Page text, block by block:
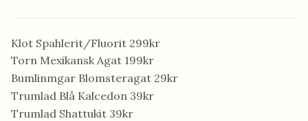
Klot Spahlerit/Fluorit 299kr
Torn Mexikansk Agat 199kr
Bumlinmgar Blomsteragat 29kr
Trumlad Blå Kalcedon 39kr
Trumlad Shattukit 39kr